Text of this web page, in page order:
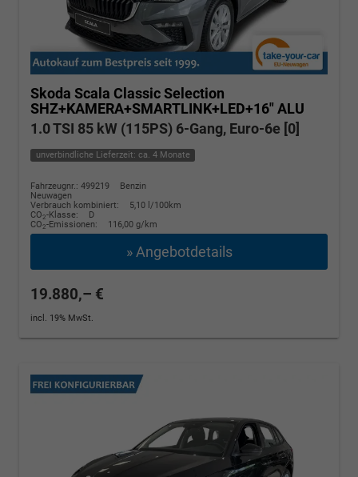
Skoda Scala Classic Selection
SHZ+KAMERA+SMARTLINK+LED+16" ALU
1.0 TSI 85 kW (115PS) 6-Gang, Euro-6e [0]
unverbindliche Lieferzeit: ca. 4 Monate
Fahrzeugnr.: 499219
Benzin
Neuwagen
Verbrauch kombiniert:
5,10 l/100km
CO2-Klasse:
D
CO2-Emissionen: 116,00 g/km
» Angebotdetails
19.880,– €
incl. 19% MwSt.